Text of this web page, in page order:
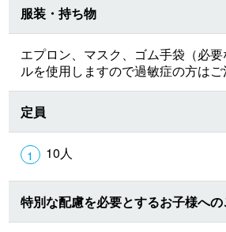
服装・持ち物
エプロン、マスク、ゴム手袋（必
ルを使用しますので過敏症の方は
定員
10人
特別な配慮を必要とするお子様へ